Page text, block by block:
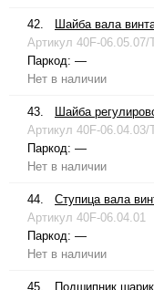
42.
Шайба вала
Артикул 40F-06.05.07/
Паркод: —
Нет в наличии
43.
Шайба
Артикул 40F-06.04.03/
Паркод: —
Нет в наличии
44.
Ступица вала
Артикул 40F-06.04.01
Паркод: —
Нет в наличии
45.
Подшипник